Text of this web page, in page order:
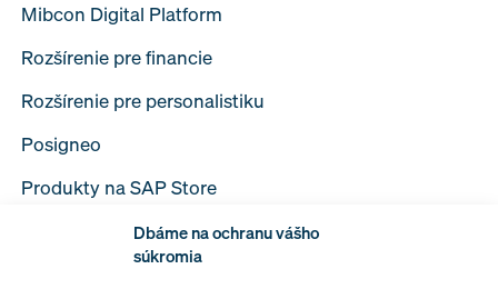
Dbáme na ochranu vášho
súkromia
Mibcon Digital Platform
Rozšírenie pre financie
Rozšírenie pre personalistiku
Posigneo
Produkty na SAP Store